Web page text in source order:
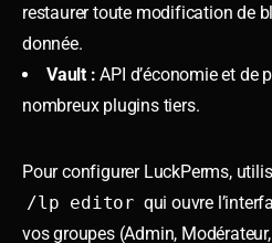
restaurer toute modification de
donnée.
Vault : API d’économie et de
nombreux plugins tiers.
Pour configurer LuckPerms,
/lp editor qui ouvre
vos groupes (Admin,